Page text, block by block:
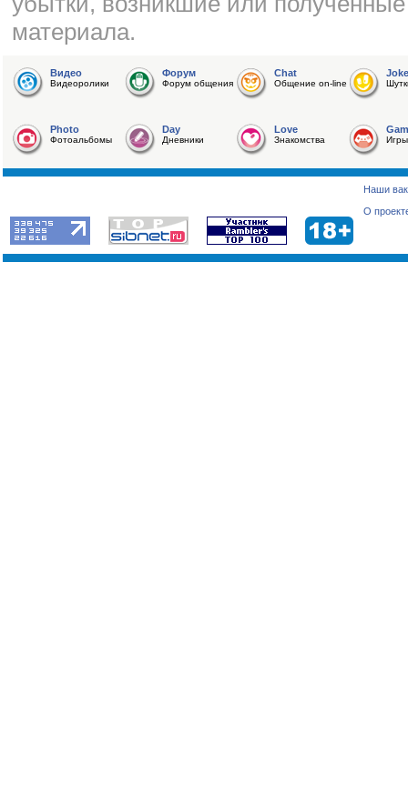
материала.
Видео
Видеоролики
Форум
Форум общения
Chat
Общение on-line
Joke
Photo
Фотоальбомы
Day
Дневники
Love
Знакомства Игры
Наши
О